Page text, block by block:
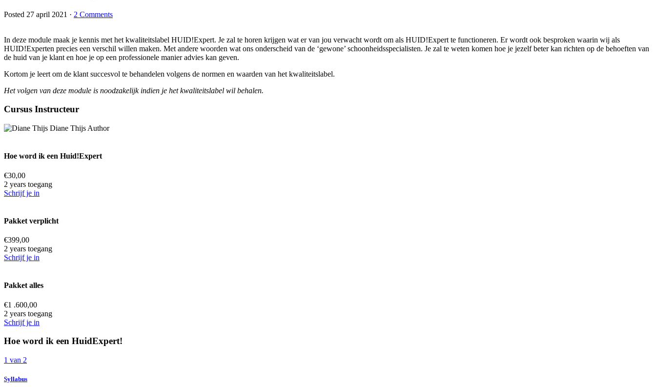
Posted 27 april 2021 · 2 Comments
In deze module maak je kennis met het kwaliteitslabel HUID!Expert. Je zal te horen krijgen wat er van jou verwacht wordt om als HUID!Expert te functioneren. Er wordt ook besproken waarin wij als
HUID!Experten precies een verschil willen maken. Met andere woorden wat ons onderscheid van de ‘gewone’ schoonheidsspecialisten. Je zal te weten komen hoe je jezelf beter kan richten op de behoeften van
de huid van je klant en hoe je op een professionele manier advies kan geven.
Kortom je leert om de klant succesvol te behandelen volgens de normen en waarden van het kwaliteitslabel.
Het volgen van deze module is noodzakelijk indien je het kwaliteitslabel wil behalen.
Cursus Instructeur
Diane Thijs Author
Hoe word ik een Huid!Expert
€30,00
2 years toegang
Schrijf je in
Pakket verplicht
€399,00
2 years toegang
Schrijf je in
Pakket alles
€1 .600,00
2 years toegang
Schrijf je in
Hoe word ik een HuidExpert!
1 van 2
Syllabus